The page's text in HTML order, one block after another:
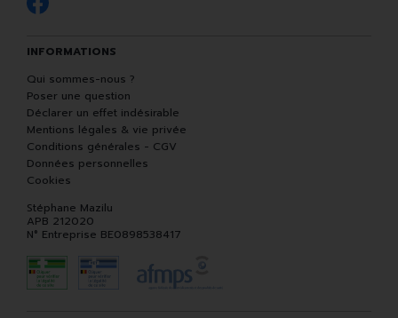
INFORMATIONS
Qui sommes-nous ?
Poser une question
Déclarer un effet indésirable
Mentions légales & vie privée
Conditions générales - CGV
Données personnelles
Cookies
Stéphane Mazilu
APB 212020
N° Entreprise BE0898538417